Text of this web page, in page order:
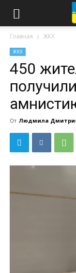
Главная ЖКХ
ЖКХ
450
От Людмила